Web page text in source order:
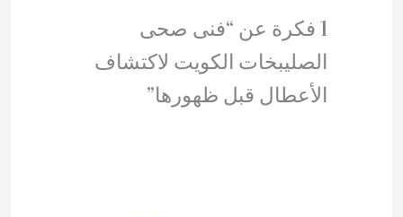
1 فكرة عن “فنى صحى
الصليبخات الكويت لاكتشاف
الأعطال قبل ظهورها”